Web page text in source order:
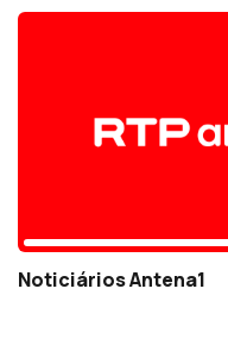
Noticiários Antena1